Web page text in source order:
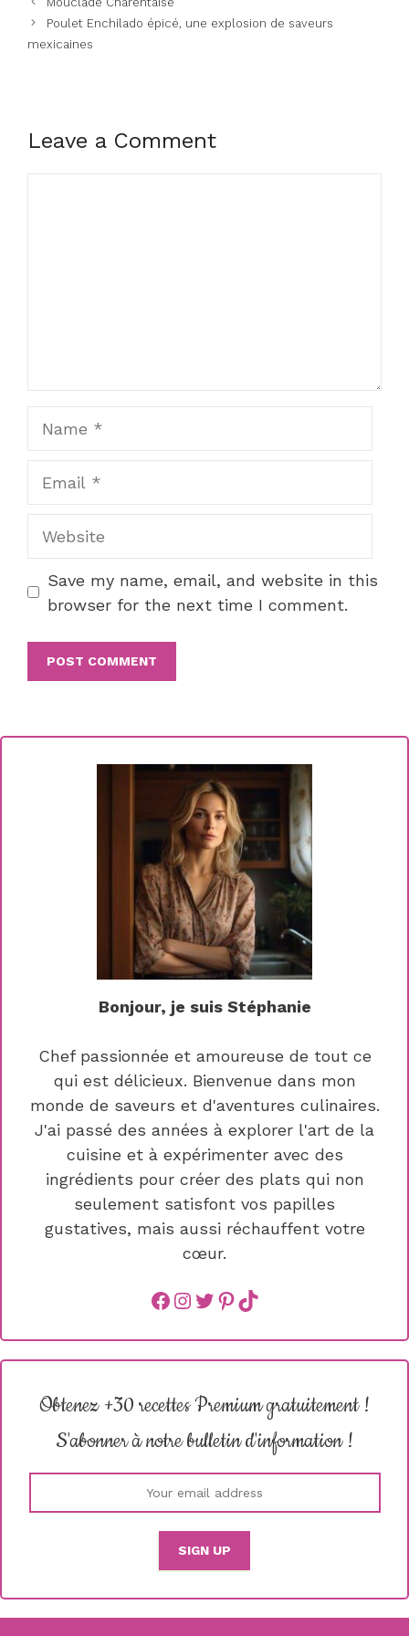
Poulet Enchilado épicé, une explosion de saveurs
mexicaines
Leave a Comment
Save my name, email, and website in this
browser for the next time I comment.
Bonjour, je suis Stéphanie
Chef passionnée et amoureuse de tout ce
qui est délicieux. Bienvenue dans mon
monde de saveurs et d'aventures culinaires.
J'ai passé des années à explorer l'art de la
cuisine et à expérimenter avec des
ingrédients pour créer des plats qui non
seulement satisfont vos papilles
gustatives, mais aussi réchauffent votre
cœur.
Facebook
instagram
Twitter
Pinterest
TikTok
Obtenez +30 recettes Premium gratuitement !
S'abonner à notre bulletin d'information !